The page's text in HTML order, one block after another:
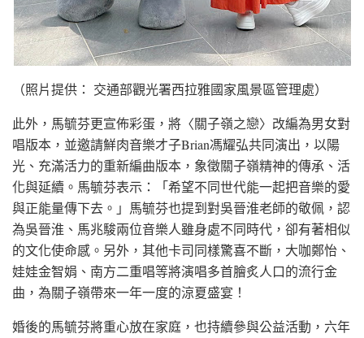
（照片提供： 交通部觀光署西拉雅國家風景區管理處）
此外，馬毓芬更宣佈彩蛋，將〈關子嶺之戀〉改編為男女對
唱版本，並邀請鮮肉音樂才子Brian馮耀弘共同演出，以陽
光、充滿活力的重新編曲版本，象徵關子嶺精神的傳承、活
化與延續。馬毓芬表示：「希望不同世代能一起把音樂的愛
與正能量傳下去。」馬毓芬也提到對吳晉淮老師的敬佩，認
為吳晉淮、馬兆駿兩位音樂人雖身處不同時代，卻有著相似
的文化使命感。另外，其他卡司同樣驚喜不斷，大咖鄭怡、
娃娃金智娟、南方二重唱等將演唱多首膾炙人口的流行金
曲，為關子嶺帶來一年一度的涼夏盛宴！
婚後的馬毓芬將重心放在家庭，也持續參與公益活動，六年